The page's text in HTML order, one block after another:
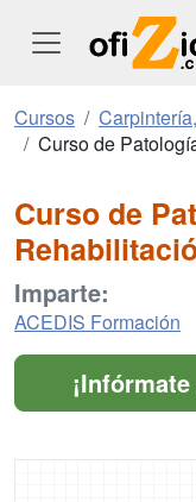
Cursos
Curso de
Curso de
Imparte:
ACEDIS Formación